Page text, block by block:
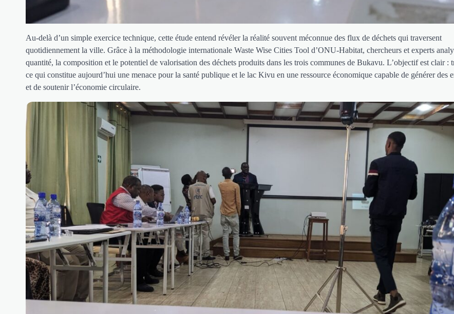
Au-delà d’un simple exercice technique, cette étude entend révéler la réalité souvent méconnue des flux de déchets qui traversent
quotidiennement la ville. Grâce à la méthodologie internationale Waste Wise Cities Tool d’ONU-Habitat, chercheurs et experts
quantité, la composition et le potentiel de valorisation des déchets produits dans les trois communes de Bukavu. L’objectif est clair :
ce qui constitue aujourd’hui une menace pour la santé publique et le lac Kivu en une ressource économique capable de générer des
et de soutenir l’économie circulaire.